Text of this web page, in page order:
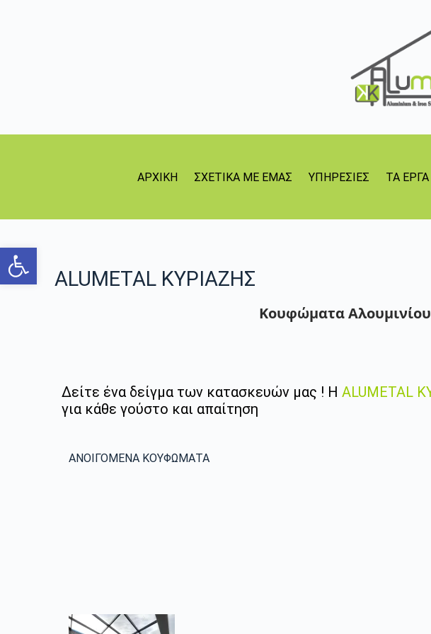
ΑΡΧΙΚΗ ΣΧΕΤΙΚΑ ΜΕ ΕΜΑΣ ΥΠΗΡΕΣΙΕΣ ΤΑ
ALUMETAL ΚΥΡΙΑΖΗΣ
Κουφώματα
Δείτε ένα δείγμα των κατασκευών μας ! ΗALUMETAL
για κάθε γούστο και απαίτηση
ΑΝΟΙΓΟΜΕΝΑ ΚΟΥΦΩΜΑΤΑ
Ανοίξτε τη γραμμή εργαλείων